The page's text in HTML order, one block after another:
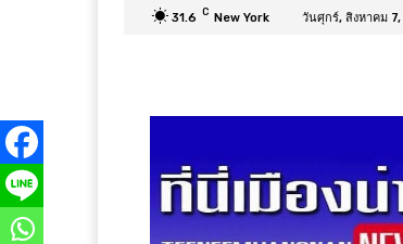
31.6 C New York วันศุกร์, สิงหาคม